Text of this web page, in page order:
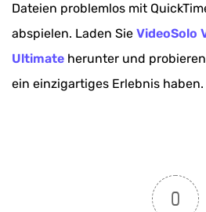
Dateien problemlos mit
abspielen. Laden Sie VideoSolo
Ultimate herunter und
ein einzigartiges Erlebnis haben.
0